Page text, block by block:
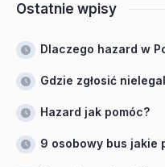
Ostatnie wpisy
Dlaczego hazard w
Gdzie zgłosić
Hazard jak pomóc?
9 osobowy bus jakie